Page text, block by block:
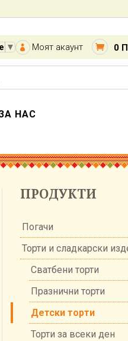
▼  Моят акаунт 0
НАС
ПРОДУКТИ
Погачи
Торти и сладкарски
Сватбени торти
Празнични торти
Детски торти
Торти за всеки ден